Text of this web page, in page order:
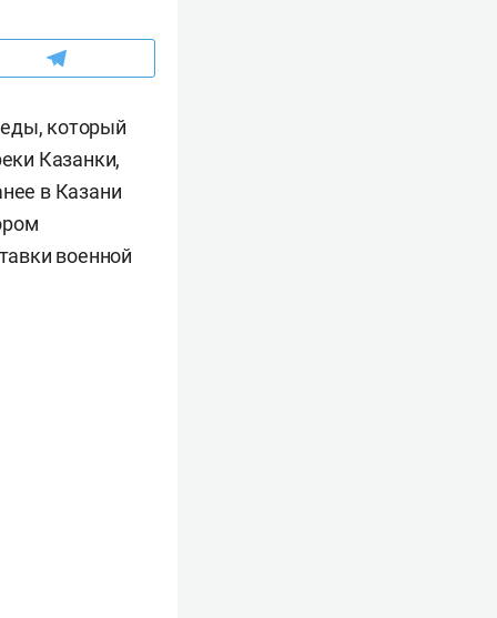
который
Казанки,
в Казани
военной